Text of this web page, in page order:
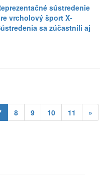
sústredenie
vrcholový šport X-
sa zúčastnili aj
8 9 10 11 »